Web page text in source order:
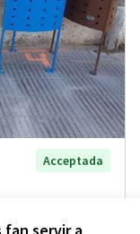
Acceptada